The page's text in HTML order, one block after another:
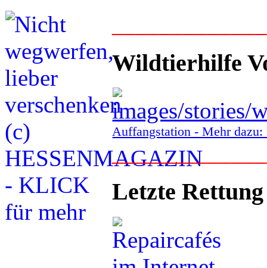
Wildtierhilfe
Auffangstation - Mehr
Letzte